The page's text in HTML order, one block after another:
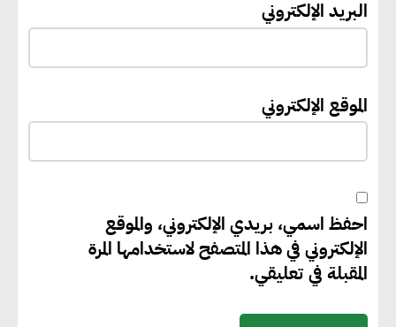
البريد الإلكتروني
الموقع الإلكتروني
احفظ اسمي، بريدي الإلكتروني، والموقع
الإلكتروني في هذا المتصفح لاستخدامها المرة
المقبلة في تعليقي.
“بي إس آر” في مشروعات الطاقة
58 مليون طن من مكافئ ثاني
تحالف عالمي يطلق حملة لتسريع
الاعتماد على الكهرباء المولدة من
مصادر الطاقة المتجددة بحلول